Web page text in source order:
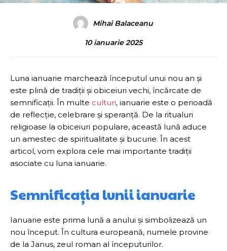
Mihai Balaceanu
10 ianuarie 2025
Luna ianuarie marchează începutul unui nou an și
este plină de tradiții și obiceiuri vechi, încărcate de
semnificații. În multe culturi, ianuarie este o perioadă
de reflecție, celebrare și speranță. De la ritualuri
religioase la obiceiuri populare, această lună aduce
un amestec de spiritualitate și bucurie. În acest
articol, vom explora cele mai importante tradiții
asociate cu luna ianuarie.
Semnificația lunii ianuarie
Ianuarie este prima lună a anului și simbolizează un
nou început. În cultura europeană, numele provine
de la Janus, zeul roman al începuturilor.